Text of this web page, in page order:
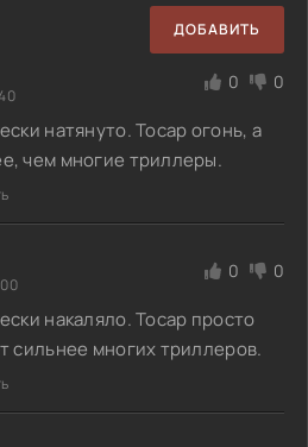
ДОБАВИТЬ
0 0
натянуто. Тосар огонь, а
чем многие триллеры.
0 0
накаляло. Тосар просто
сильнее многих триллеров.